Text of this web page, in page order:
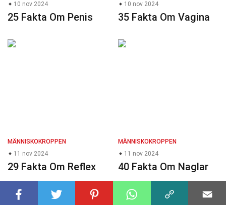
10 nov 2024
25 Fakta Om Penis
10 nov 2024
35 Fakta Om Vagina
MÄNNISKOKROPPEN
11 nov 2024
29 Fakta Om Reflex
MÄNNISKOKROPPEN
11 nov 2024
40 Fakta Om Naglar